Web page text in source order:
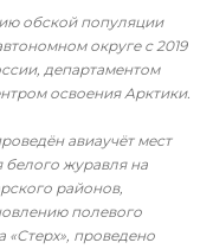
обской популяции
округе с 2019
департаментом
освоения Арктики.
авиаучёт мест
белого журавля на
районов,
полевого
«Стерх», проведено